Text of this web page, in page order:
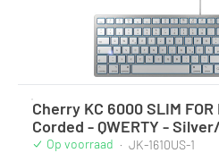
Cherry KC 6000 SLIM
Corded - QWERTY -
Op voorraad · JK-1610US-1